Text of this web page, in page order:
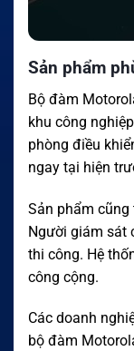
Sản phẩm
Bộ đàm
khu công
phòng điều
ngay tại hiện
Sản phẩm
Người giám sát
thi công. Hệ
công cộng.
Các doanh
bộ đàm